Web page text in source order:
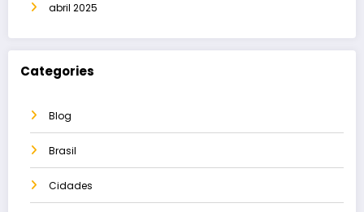
abril 2025
Categories
Blog
Brasil
Cidades